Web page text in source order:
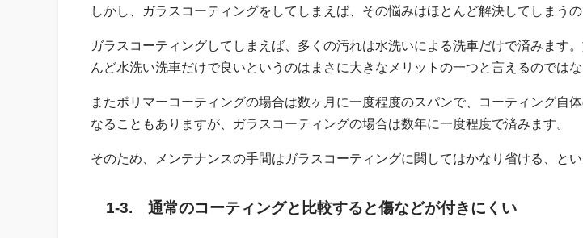
しかし、ガラスコーティングをしてしまえば、その悩みはほとんど解決してしまうの
ガラスコーティングしてしまえば、多くの汚れは水洗いによる洗車だけで済みます
んど水洗い洗車だけで良いというのはまさに大きなメリットの一つと言えるのではな
またポリマーコーティングの場合は数ヶ月に一度程度のスパンで、コーティング自
なることもありますが、ガラスコーティングの場合は数年に一度程度で済みます。
そのため、メンテナンスの手間はガラスコーティングに関してはかなり省ける、とい
1-3. 通常のコーティングと比較すると傷などが付きにくい